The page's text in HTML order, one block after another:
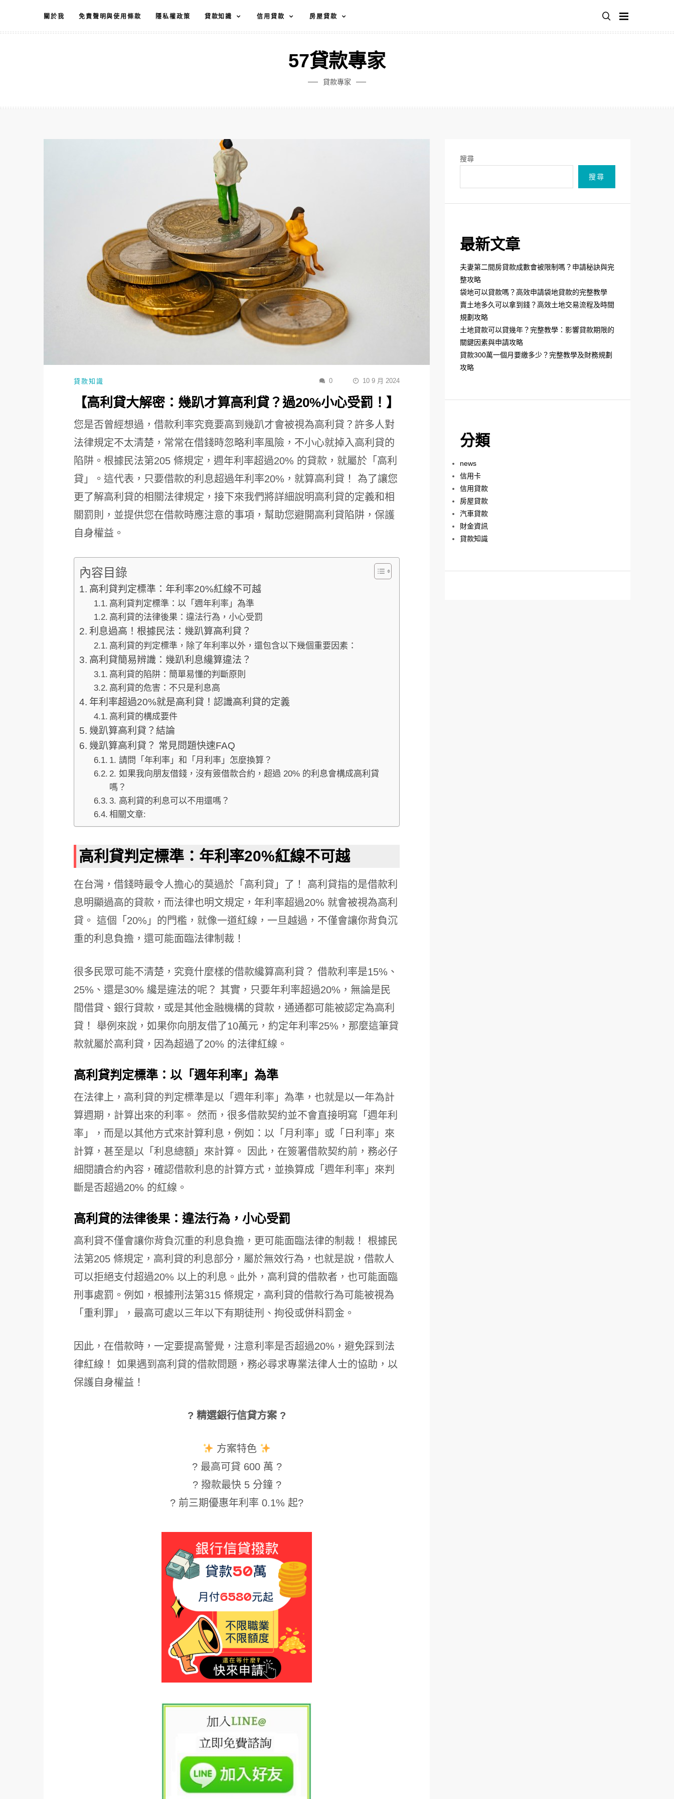
主
關於我 免責聲明與使用條款 隱私權政策 貸款知識 信用貸款 房屋貸款
57貸款專家
貸款專家
貸款知識 0 10 9 月 2024
【高利貸大解密：幾趴才算高利貸？過20%小心受罰！】
您是否曾經想過，借款利率究竟要高到幾趴才會被視為高利貸？許多人對
法律規定不太清楚，常常在借錢時忽略利率風險，不小心就掉入高利貸的
陷阱。根據民法第205 條規定，週年利率超過20% 的貸款，就屬於「高利
貸」。這代表，只要借款的利息超過年利率20%，就算高利貸！ 為了讓您
更了解高利貸的相關法律規定，接下來我們將詳細說明高利貸的定義和相
關罰則，並提供您在借款時應注意的事項，幫助您避開高利貸陷阱，保護
自身權益。
內容目錄
高利貸判定標準：年利率20%紅線不可越
高利貸判定標準：以「週年利率」為準
高利貸的法律後果：違法行為，小心受罰
利息過高！根據民法：幾趴算高利貸？
高利貸的判定標準，除了年利率以外，還包含以下幾個重要因素：
高利貸簡易辨識：幾趴利息纔算違法？
高利貸的陷阱：簡單易懂的判斷原則
高利貸的危害：不只是利息高
年利率超過20%就是高利貸！認識高利貸的定義
高利貸的構成要件
幾趴算高利貸？結論
幾趴算高利貸？ 常見問題快速FAQ
1. 請問「年利率」和「月利率」怎麼換算？
2. 如果我向朋友借錢，沒有簽借款合約，超過 20% 的利息會構成高利貸
嗎？
3. 高利貸的利息可以不用還嗎？
相關文章:
高利貸判定標準：年利率20%紅線不可越
在台灣，借錢時最令人擔心的莫過於「高利貸」了！ 高利貸指的是借款利
息明顯過高的貸款，而法律也明文規定，年利率超過20% 就會被視為高利
貸。 這個「20%」的門檻，就像一道紅線，一旦越過，不僅會讓你背負沉
重的利息負擔，還可能面臨法律制裁！
很多民眾可能不清楚，究竟什麼樣的借款纔算高利貸？ 借款利率是15%、
25%、還是30% 纔是違法的呢？ 其實，只要年利率超過20%，無論是民
間借貸、銀行貸款，或是其他金融機構的貸款，通通都可能被認定為高利
貸！ 舉例來說，如果你向朋友借了10萬元，約定年利率25%，那麼這筆貸
款就屬於高利貸，因為超過了20% 的法律紅線。
高利貸判定標準：以「週年利率」為準
在法律上，高利貸的判定標準是以「週年利率」為準，也就是以一年為計
算週期，計算出來的利率。 然而，很多借款契約並不會直接明寫「週年利
率」，而是以其他方式來計算利息，例如：以「月利率」或「日利率」來
計算，甚至是以「利息總額」來計算。 因此，在簽署借款契約前，務必仔
細閱讀合約內容，確認借款利息的計算方式，並換算成「週年利率」來判
斷是否超過20% 的紅線。
高利貸的法律後果：違法行為，小心受罰
高利貸不僅會讓你背負沉重的利息負擔，更可能面臨法律的制裁！ 根據民
法第205 條規定，高利貸的利息部分，屬於無效行為，也就是說，借款人
可以拒絕支付超過20% 以上的利息。此外，高利貸的借款者，也可能面臨
刑事處罰。例如，根據刑法第315 條規定，高利貸的借款行為可能被視為
「重利罪」，最高可處以三年以下有期徒刑、拘役或併科罰金。
因此，在借款時，一定要提高警覺，注意利率是否超過20%，避免踩到法
律紅線！ 如果遇到高利貸的借款問題，務必尋求專業法律人士的協助，以
保護自身權益！
? 精選銀行信貸方案 ?
方案特色
? 最高可貸 600 萬 ?
? 撥款最快 5 分鐘 ?
? 前三期優惠年利率 0.1% 起?
搜尋
搜尋
最新文章
夫妻第二間房貸款成數會被限制嗎？申請秘訣與完
整攻略
袋地可以貸款嗎？高效申請袋地貸款的完整教學
賣土地多久可以拿到錢？高效土地交易流程及時間
規劃攻略
土地貸款可以貸幾年？完整教學：影響貸款期限的
關鍵因素與申請攻略
貸款300萬一個月要繳多少？完整教學及財務規劃
攻略
分類
news
信用卡
信用貸款
房屋貸款
汽車貸款
財金資訊
貸款知識